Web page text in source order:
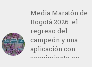
Media Maratón de
Bogotá 2026: el
regreso del
campeón y una
aplicación con
seguimiento en